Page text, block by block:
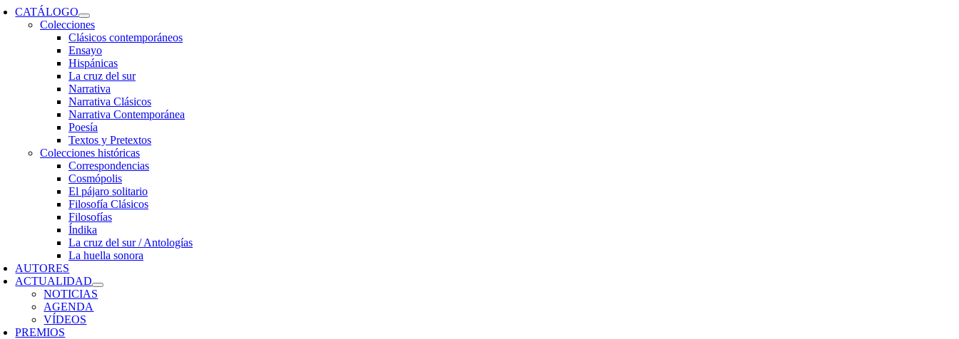
CATÁLOGO
Colecciones
Clásicos contemporáneos
Ensayo
Hispánicas
La cruz del sur
Narrativa
Narrativa Clásicos
Narrativa Contemporánea
Poesía
Textos y Pretextos
Colecciones históricas
Correspondencias
Cosmópolis
El pájaro solitario
Filosofía Clásicos
Filosofías
Índika
La cruz del sur / Antologías
La huella sonora
AUTORES
ACTUALIDAD
NOTICIAS
AGENDA
VÍDEOS
PREMIOS